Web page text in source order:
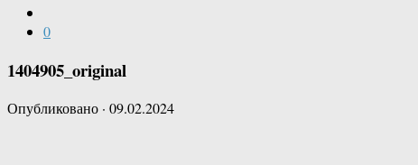
0
1404905_original
Опубликовано · 09.02.2024